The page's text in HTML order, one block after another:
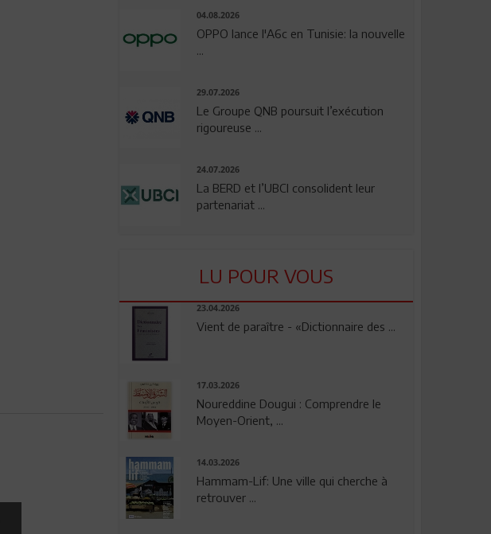
04.08.2026
OPPO lance l'A6c en Tunisie: la nouvelle
...
29.07.2026
Le Groupe QNB poursuit l’exécution
rigoureuse ...
24.07.2026
La BERD et l’UBCI consolident leur
partenariat ...
LU POUR VOUS
23.04.2026
Vient de paraître - «Dictionnaire des ...
17.03.2026
Noureddine Dougui : Comprendre le
Moyen-Orient, ...
14.03.2026
Hammam-Lif: Une ville qui cherche à
retrouver ...